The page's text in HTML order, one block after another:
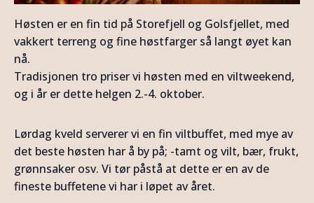
Høsten er en fin tid på Storefjell og Golsfjellet, med
vakkert terreng og fine høstfarger så langt øyet kan
nå.
Tradisjonen tro priser vi høsten med en viltweekend,
og i år er dette helgen 2.-4. oktober.
Lørdag kveld serverer vi en fin viltbuffet, med mye av
det beste høsten har å by på; -tamt og vilt, bær, frukt,
grønnsaker osv. Vi tør påstå at dette er en av de
fineste buffetene vi har i løpet av året.